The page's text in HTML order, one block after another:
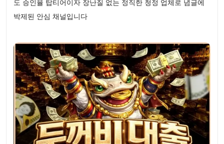
도 승인율 탑티어이자 장난질 없는 정직한 청정 업체로 념글에
박제된 안심 채널입니다